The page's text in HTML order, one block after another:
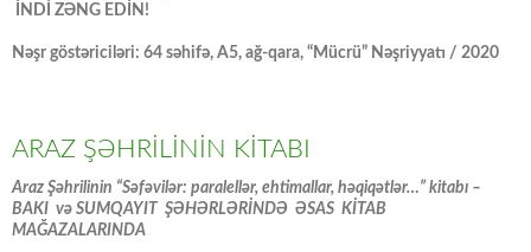
İNDİ ZƏNG EDİN!
Nəşr göstəriciləri: 64 səhifə, A5, ağ-qara, “Mücrü” Nəşriyyatı / 2020
ARAZ ŞƏHRİLİNİN KİTABI
Araz Şəhrilinin “Səfəvilər: paralellər, ehtimallar, həqiqətlər…” kitabı –
BAKI və SUMQAYIT ŞƏHƏRLƏRİNDƏ ƏSAS KİTAB
MAĞAZALARINDA